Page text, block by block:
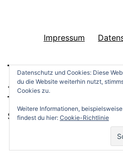
Datenschutz und Cookies: Diese
du die Website weiterhin nutzt,
Cookies zu.
Weitere Informationen,
findest du hier: Cookie-Richtlinie
Impressum
THINGS TO DO
Stolz präsentiert von